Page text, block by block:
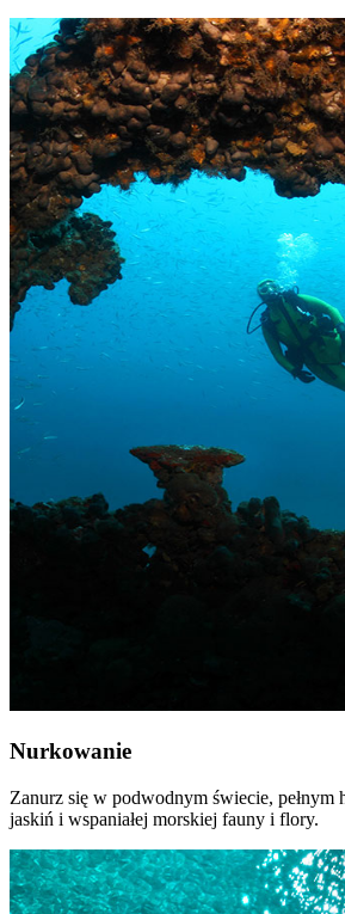
Nurkowanie
Zanurz się w podwodnym świecie, pełnym
jaskiń i wspaniałej morskiej fauny i flory.